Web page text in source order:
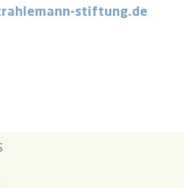
stiftung.de